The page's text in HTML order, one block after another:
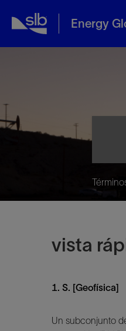
Energy
vista
1. S. [Geofísica]
Un subconjunto